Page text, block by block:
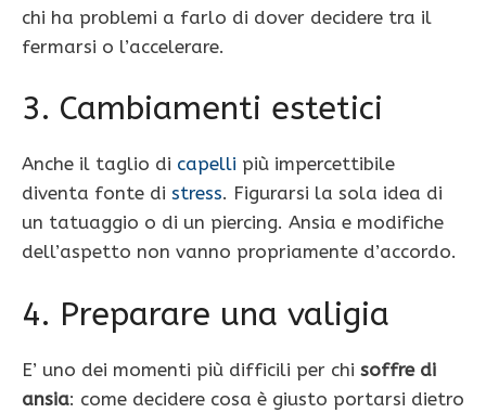
chi ha problemi a farlo di dover decidere tra il
fermarsi o l’accelerare.
3. Cambiamenti estetici
Anche il taglio di capelli più impercettibile
diventa fonte di stress. Figurarsi la sola idea di
un tatuaggio o di un piercing. Ansia e modifiche
dell’aspetto non vanno propriamente d’accordo.
4. Preparare una valigia
E’ uno dei momenti più difficili per chi soffre di
ansia: come decidere cosa è giusto portarsi dietro